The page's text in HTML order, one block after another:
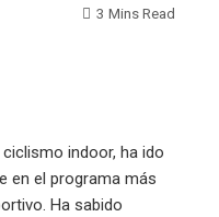
3 Mins Read
indoor, ha ido
en el programa más
Ha sabido